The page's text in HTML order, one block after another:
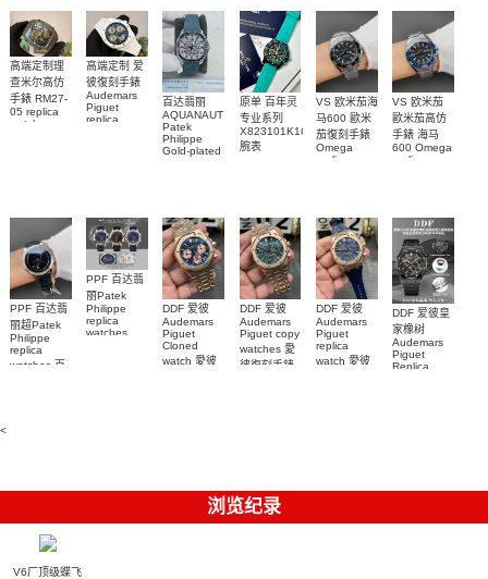
watch
diamonds
m126508-
0003腕表
011復刻手錶
腕表
高端定制理
查米尔高仿
手錶 RM27-
05 replica
watch
高端定制 爱
彼復刻手錶
Audemars
Piguet
replica
26579CB.OO.1225CB.01
百达翡丽
AQUANAUT
Patek
Philippe
Gold-plated
001包金真
钻 腕表
原单 百年灵
专业系列
X823101K1C1S1
腕表
VS 欧米茄海
马600 歐米
茄復刻手錶
Omega
replica
VS 欧米茄
歐米茄高仿
手錶 海马
600 Omega
replica
PPF 百达翡
丽超Patek
Philippe
replica
watches 百
PPF 百达翡
丽Patek
Philippe
replica
watches
DDF 爱彼
Audemars
Piguet
Cloned
watch 愛彼
DDF 爱彼
Audemars
Piguet copy
watches 愛
彼復刻手錶
DDF 爱彼
Audemars
Piguet
replica
watch 愛彼
DDF 爱彼皇
家橡树
Audemars
Piguet
Replica
<
浏览纪录
V6厂顶级蝶飞